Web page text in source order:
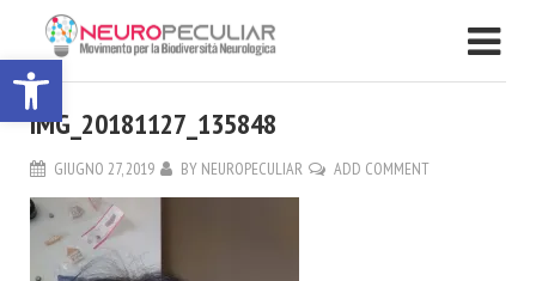
IMG_20181127_135848
GIUGNO 27, 2019 BY NEUROPECULIAR ADD COMMENT
Apri la barra degli strumenti